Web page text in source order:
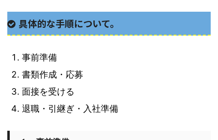
具体的な手順について。
事前準備
書類作成・応募
面接を受ける
退職・引継ぎ・入社準備